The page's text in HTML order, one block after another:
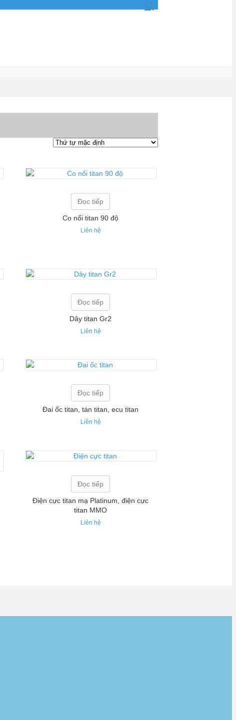
Đọc tiếp
Co nối titan 90 độ
Liên hệ
Đọc tiếp
Dây titan Gr2
Liên hệ
Đọc tiếp
Đai ốc titan, tán titan, ecu titan
Liên hệ
Đọc tiếp
Điện cực titan mạ Platinum, điện cực
titan MMO
Liên hệ